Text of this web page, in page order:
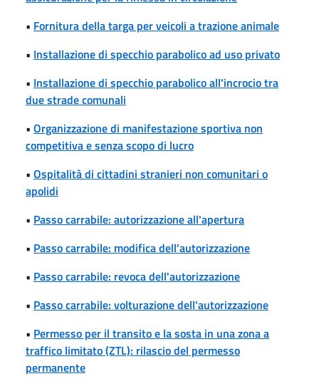
• Fornitura della targa per veicoli a trazione animale
• Installazione di specchio parabolico ad uso privato
• Installazione di specchio parabolico all'incrocio tra
due strade comunali
• Organizzazione di manifestazione sportiva non
competitiva e senza scopo di lucro
• Ospitalità di cittadini stranieri non comunitari o
apolidi
• Passo carrabile: autorizzazione all'apertura
• Passo carrabile: modifica dell'autorizzazione
• Passo carrabile: revoca dell'autorizzazione
• Passo carrabile: volturazione dell'autorizzazione
• Permesso per il transito e la sosta in una zona a
traffico limitato (ZTL): rilascio del permesso
permanente